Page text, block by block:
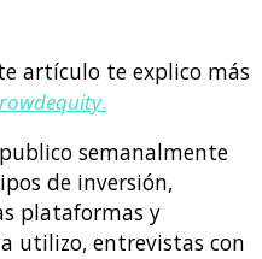
artículo te explico más
.
semanalmente
de inversión,
plataformas y
utilizo, entrevistas con